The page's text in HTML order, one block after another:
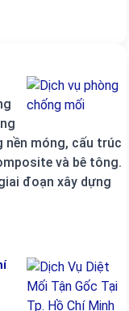
nền móng, cấu trúc
và bê tông.
đoạn xây dựng